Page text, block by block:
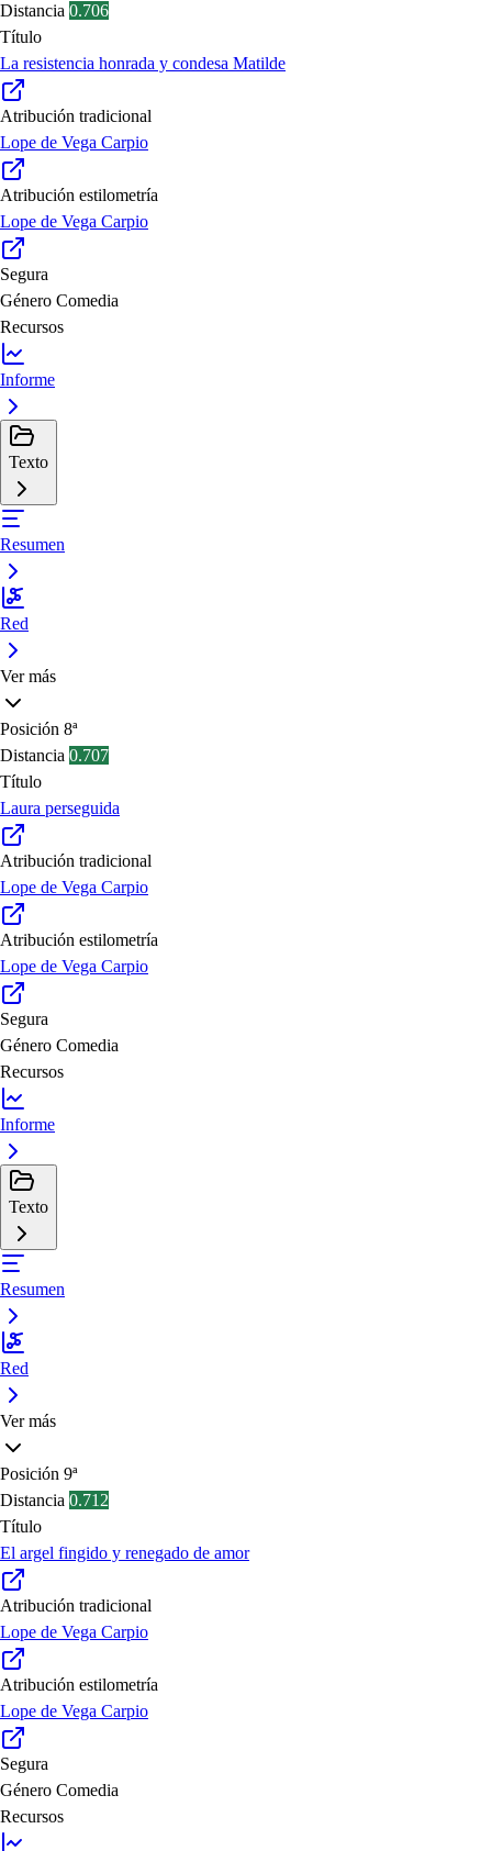
Distancia 0.706
Título
La resistencia honrada y condesa Matilde
Atribución tradicional
Lope de Vega Carpio
Atribución estilometría
Lope de Vega Carpio
Segura
Género Comedia
Recursos
Informe
Texto
Resumen
Red
Ver más
Posición 8ª
Distancia 0.707
Título
Laura perseguida
Atribución tradicional
Lope de Vega Carpio
Atribución estilometría
Lope de Vega Carpio
Segura
Género Comedia
Recursos
Informe
Texto
Resumen
Red
Ver más
Posición 9ª
Distancia 0.712
Título
El argel fingido y renegado de amor
Atribución tradicional
Lope de Vega Carpio
Atribución estilometría
Lope de Vega Carpio
Segura
Género Comedia
Recursos